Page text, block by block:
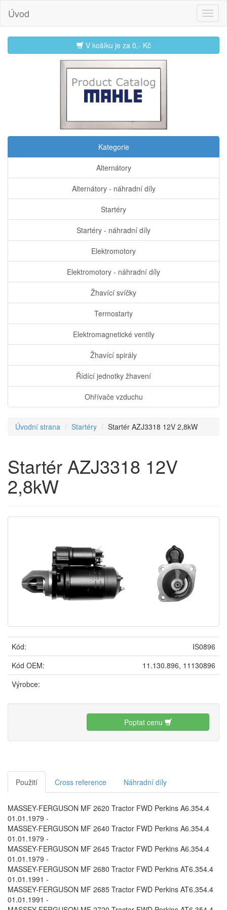
Úvod
V košíku je za 0,- Kč
Kategorie
Alternátory
Alternátory - náhradní díly
Startéry
Startéry - náhradní díly
Elektromotory
Elektromotory - náhradní díly
Žhavící svíčky
Termostarty
Elektromagnetické ventily
Žhavící spirály
Řídící jednotky žhavení
Ohřívače vzduchu
Úvodní strana Startéry Startér AZJ3318 12V 2,8kW
Startér AZJ3318 12V
2,8kW
Kód:
IS0896
Kód OEM:
11.130.896, 11130896
Výrobce:
Poptat cenu
Použití Cross reference Náhradní díly
MASSEY-FERGUSON MF 2620 Tractor FWD Perkins A6.354.4
01.01.1979 -
MASSEY-FERGUSON MF 2640 Tractor FWD Perkins A6.354.4
01.01.1979 -
MASSEY-FERGUSON MF 2645 Tractor FWD Perkins A6.354.4
01.01.1979 -
MASSEY-FERGUSON MF 2680 Tractor FWD Perkins AT6.354.4
01.01.1991 -
MASSEY-FERGUSON MF 2685 Tractor FWD Perkins AT6.354.4
01.01.1991 -